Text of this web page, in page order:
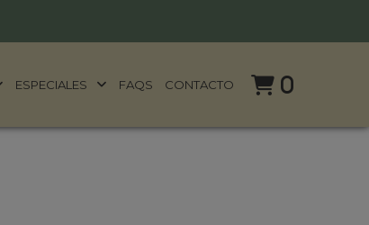
ESPECIALES FAQS CONTACTO 0